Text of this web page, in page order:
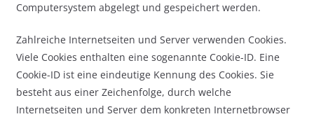
Computersystem abgelegt und gespeichert werden.
Zahlreiche Internetseiten und Server verwenden Cookies.
Viele Cookies enthalten eine sogenannte Cookie-ID. Eine
Cookie-ID ist eine eindeutige Kennung des Cookies. Sie
besteht aus einer Zeichenfolge, durch welche
Internetseiten und Server dem konkreten Internetbrowser